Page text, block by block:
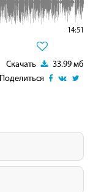
14:51
Скачать
33.99 мб
Поделиться